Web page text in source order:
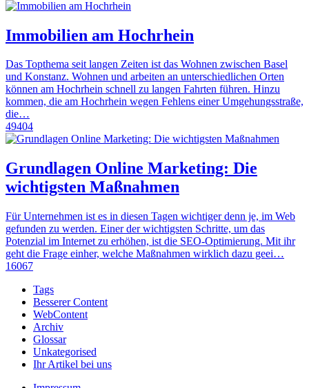
Immobilien am Hochrhein
Das Topthema seit langen Zeiten ist das Wohnen zwischen Basel
und Konstanz. Wohnen und arbeiten an unterschiedlichen Orten
können am Hochrhein schnell zu langen Fahrten führen. Hinzu
kommen, die am Hochrhein wegen Fehlens einer Umgehungsstraße,
die…
49404
Grundlagen Online Marketing: Die
wichtigsten Maßnahmen
Für Unternehmen ist es in diesen Tagen wichtiger denn je, im Web
gefunden zu werden. Einer der wichtigsten Schritte, um das
Potenzial im Internet zu erhöhen, ist die SEO-Optimierung. Mit ihr
geht die Frage einher, welche Maßnahmen wirklich dazu geei…
16067
Tags
Besserer Content
WebContent
Archiv
Glossar
Unkategorised
Ihr Artikel bei uns